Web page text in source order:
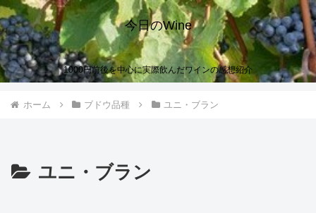
今日のWine
1000円前後を中心に実際飲んだワインの感想紹介
ホーム ブドウ品種 ユニ・ブラン
ユニ・ブラン